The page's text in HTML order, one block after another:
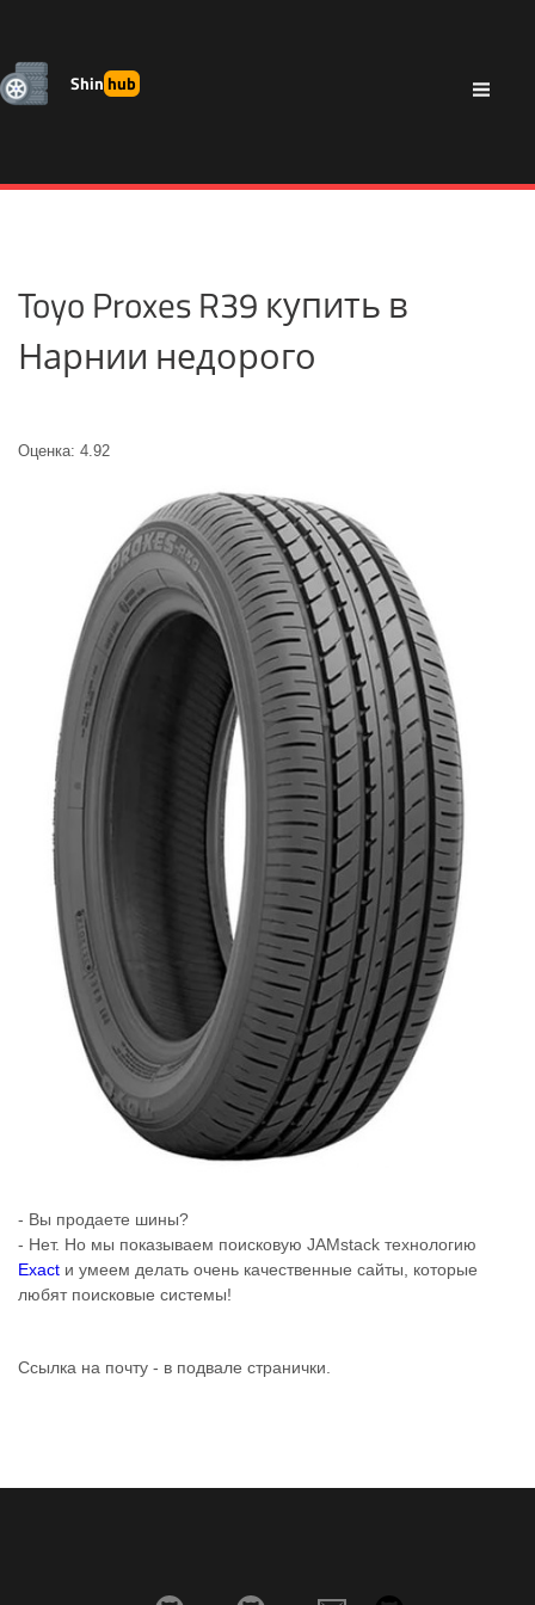
Shinhub
Toyo Proxes R39 купить в
Нарнии недорого
Оценка: 4.92
- Вы продаете шины?
- Нет. Но мы показываем поисковую JAMstack технологию
Exact и умеем делать очень качественные сайты, которые
любят поисковые системы!
Ссылка на почту - в подвале странички.